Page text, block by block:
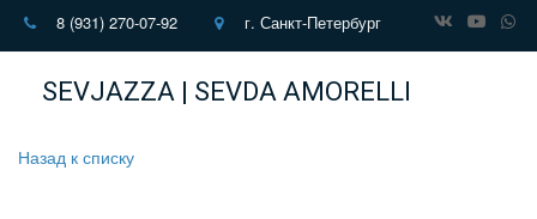
8 (931) 270-07-92 г. Санкт-Петербург
SEVJAZZA | SEVDA AMORELLI
Назад к списку